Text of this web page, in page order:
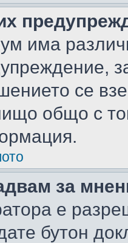
има
се
общо с
за
е
бутон